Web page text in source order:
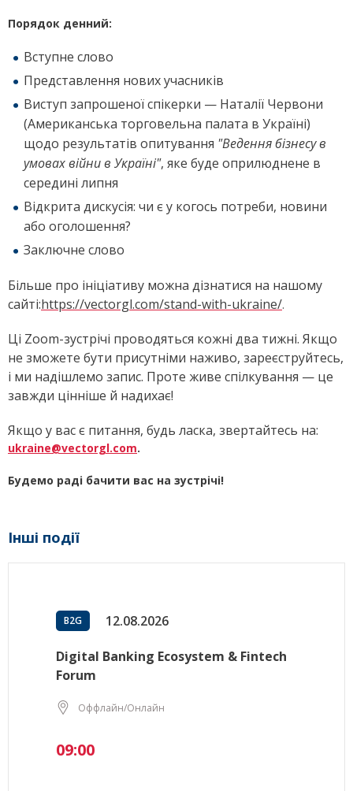
Порядок денний:
Вступне слово
Представлення нових учасників
Виступ запрошеної спікерки — Наталії Червони
(Американська торговельна палата в Україні)
щодо результатів опитування "Ведення бізнесу в
умовах війни в Україні", яке буде оприлюднене в
середині липня
Відкрита дискусія: чи є у когось потреби, новини
або оголошення?
Заключне слово
Більше про ініціативу можна дізнатися на нашому
сайті:https://vectorgl.com/stand-with-ukraine/.
Ці Zoom-зустрічі проводяться кожні два тижні. Якщо
не зможете бути присутніми наживо, зареєструйтесь,
і ми надішлемо запис. Проте живе спілкування — це
завжди цінніше й надихає!
Якщо у вас є питання, будь ласка, звертайтесь на:
ukraine@vectorgl.com.
Будемо раді бачити вас на зустрічі!
Інші події
B2G 12.08.2026
Digital Banking Ecosystem & Fintech
Forum
Оффлайн/Онлайн
09:00